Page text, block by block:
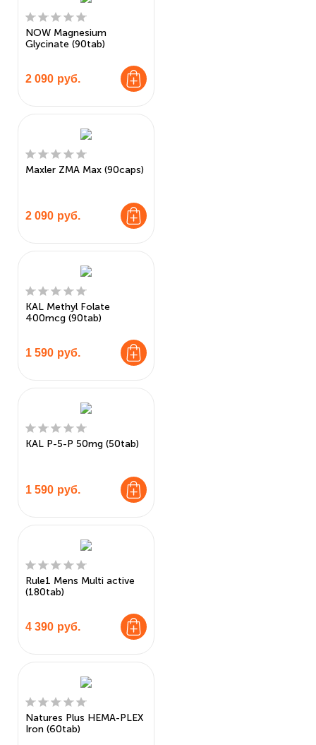
NOW Magnesium
Glycinate (90tab)
2 090 руб.
Maxler ZMA Max (90caps)
2 090 руб.
KAL Methyl Folate
400mcg (90tab)
1 590 руб.
KAL P-5-P 50mg (50tab)
1 590 руб.
Rule1 Mens Multi active
(180tab)
4 390 руб.
Natures Plus HEMA-PLEX
Iron (60tab)